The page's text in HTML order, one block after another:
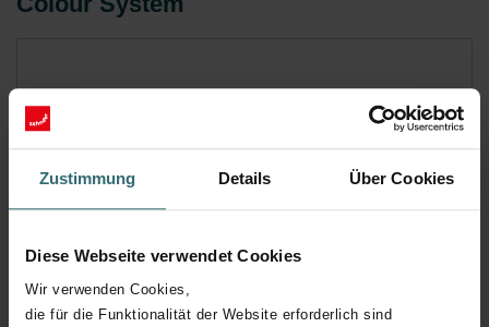
Zustimmung Details Über Cookies
Diese Webseite verwendet Cookies
Wir verwenden Cookies,
die für die Funktionalität der Website erforderlich sind